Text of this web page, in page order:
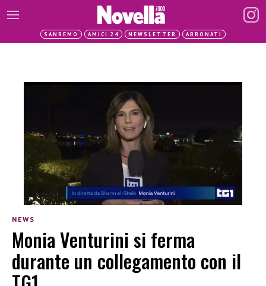
SANREMO AMICI 24 NEWSLETTER ABBONATI
NEWS
Monia Venturini si ferma
durante un collegamento con il